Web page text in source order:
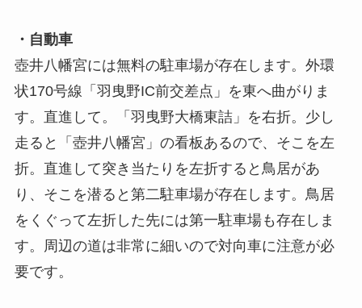
・自動車
壺井八幡宮には無料の駐車場が存在します。外環
状170号線「羽曳野IC前交差点」を東へ曲がりま
す。直進して。「羽曳野大橋東詰」を右折。少し
走ると「壺井八幡宮」の看板あるので、そこを左
折。直進して突き当たりを左折すると鳥居があ
り、そこを潜ると第二駐車場が存在します。鳥居
をくぐって左折した先には第一駐車場も存在しま
す。周辺の道は非常に細いので対向車に注意が必
要です。